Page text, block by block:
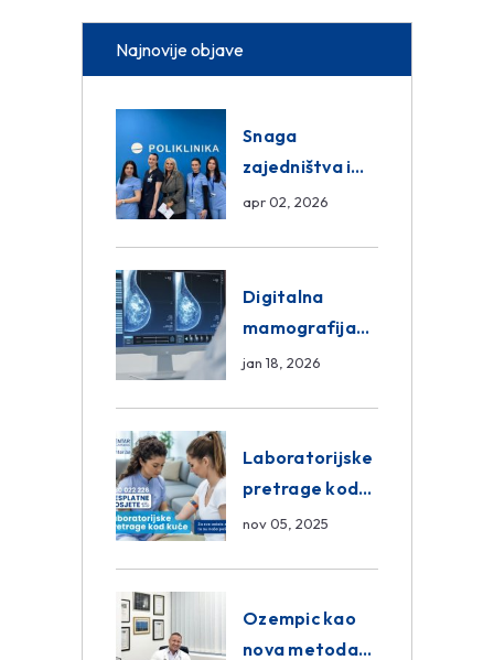
Najnovije objave
Snaga
zajedništva i
razmjena
Group
apr 02, 2026
Digitalna
mamografija
Sarajevo –
Centar
Poliklinika
jan 18, 2026
Laboratorijske
pretrage kod
kuće – novo u
Poliklinici
nov 05, 2025
Ozempic kao
nova metoda